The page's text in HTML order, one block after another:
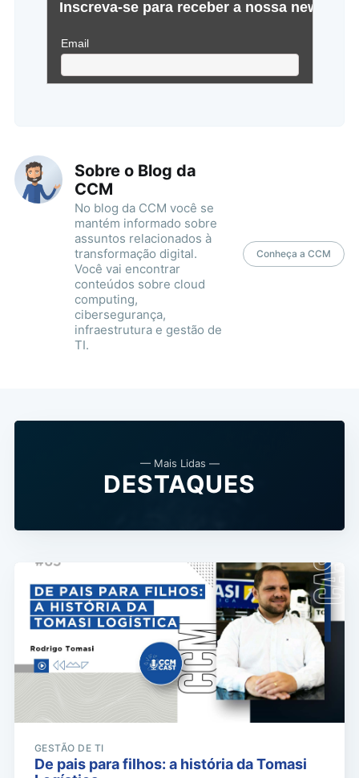
Sobre o Blog da
CCM
No blog da CCM você se
mantém informado sobre
assuntos relacionados à
transformação digital.
Você vai encontrar
conteúdos sobre cloud
computing,
cibersegurança,
infraestrutura e gestão de
TI.
Conheça a CCM
— Mais Lidas —
DESTAQUES
GESTÃO DE TI
De pais para filhos: a história da Tomasi